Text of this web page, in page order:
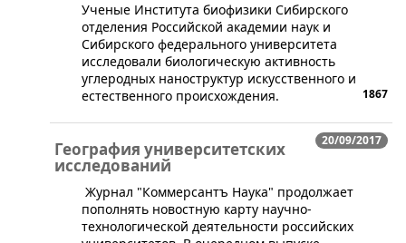
​​Ученые Института биофизики Сибирского
отделения Российской академии наук и
Сибирского федерального университета
исследовали биологическую активность
углеродных наноструктур искусственного и
естественного происхождения.
1867
20/09/2017
География университетских
исследований
Журнал "Коммерсантъ Наука" продолжает
пополнять новостную карту научно-
технологической деятельности российских